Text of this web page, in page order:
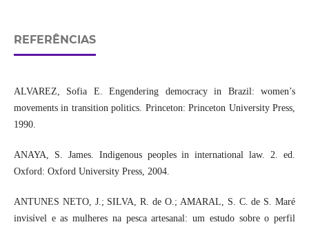
REFERÊNCIAS
ALVAREZ, Sofia E. Engendering democracy in Brazil: women’s
movements in transition politics. Princeton: Princeton University Press,
1990.
ANAYA, S. James. Indigenous peoples in international law. 2. ed.
Oxford: Oxford University Press, 2004.
ANTUNES NETO, J.; SILVA, R. de O.; AMARAL, S. C. de S. Maré
invisível e as mulheres na pesca artesanal: um estudo sobre o perfil